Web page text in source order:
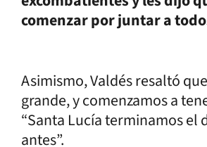
comenzar por juntar a
Asimismo, Valdés resaltó
grande, y comenzamos a
“Santa Lucía terminamos el
antes”.